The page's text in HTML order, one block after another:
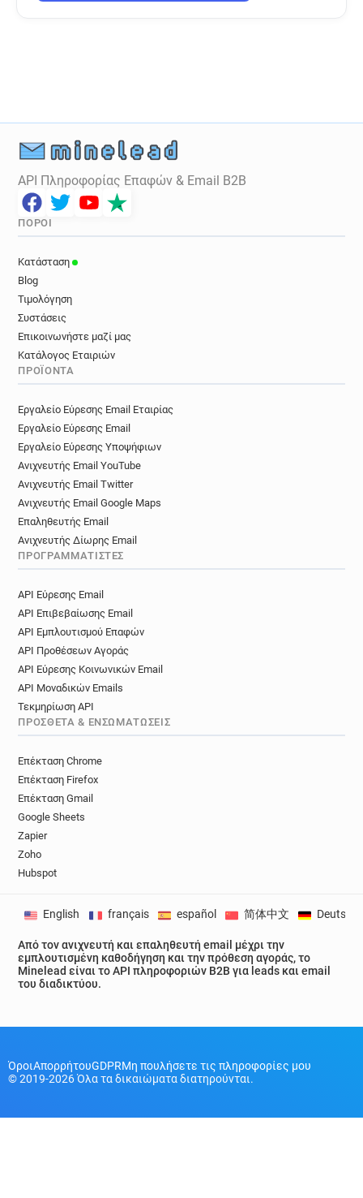
API Πληροφορίας Επαφών & Email B2B
ΠΌΡΟΙ
Κατάσταση
Blog
Τιμολόγηση
Συστάσεις
Επικοινωνήστε μαζί μας
Κατάλογος Εταιριών
ΠΡΟΪΌΝΤΑ
Εργαλείο Εύρεσης Email Εταιρίας
Εργαλείο Εύρεσης Email
Εργαλείο Εύρεσης Υποψήφιων
Ανιχνευτής Email YouTube
Ανιχνευτής Email Twitter
Ανιχνευτής Email Google Maps
Επαληθευτής Email
Ανιχνευτής Δίωρης Email
ΠΡΟΓΡΑΜΜΑΤΙΣΤΈΣ
API Εύρεσης Email
API Επιβεβαίωσης Email
API Εμπλουτισμού Επαφών
API Προθέσεων Αγοράς
API Εύρεσης Κοινωνικών Email
API Μοναδικών Emails
Τεκμηρίωση API
ΠΡΌΣΘΕΤΑ & ΕΝΣΩΜΑΤΏΣΕΙΣ
Επέκταση Chrome
Επέκταση Firefox
Επέκταση Gmail
Google Sheets
Zapier
Zoho
Hubspot
Από τον ανιχνευτή και επαληθευτή email μέχρι την
εμπλουτισμένη καθοδήγηση και την πρόθεση αγοράς, το
Minelead είναι το API πληροφοριών B2B για leads και email
του διαδικτύου.
English français español 简体中文 Deutsch
ΌροιΑπορρήτουGDPRΜη πουλήσετε τις πληροφορίες μου
© 2019-2026 Όλα τα δικαιώματα διατηρούνται.